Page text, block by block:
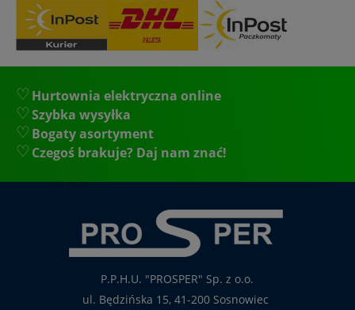
Hurtownia elektryczna online
Szybka wysyłka
Bogaty asortyment
Czegoś brakuje? Daj nam znać!
P.P.H.U. "PROSPER" Sp. z o.o.
ul. Będzińska 15, 41-200 Sosnowiec